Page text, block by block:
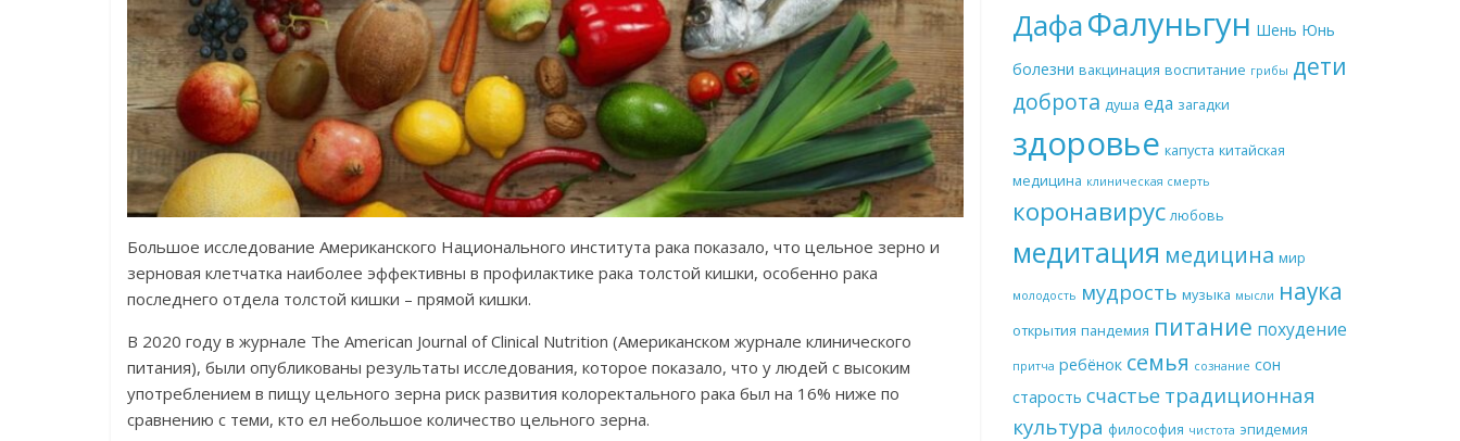
Большое исследование Американского Национального института рака показало, что цельное зерно и
зерновая клетчатка наиболее эффективны в профилактике рака толстой кишки, особенно рака
последнего отдела толстой кишки – прямой кишки.
В 2020 году в журнале The American Journal of Clinical Nutrition (Американском журнале клинического
питания), были опубликованы результаты исследования, которое показало, что у людей с высоким
употреблением в пищу цельного зерна риск развития колоректального рака был на 16% ниже по
сравнению с теми, кто ел небольшое количество цельного зерна.
ДафаФалуньгун Шень Юнь
болезни вакцинация воспитание грибы дети
доброта душа еда загадки
здоровье капуста китайская
медицина клиническая смерть
коронавирус любовь
медитация медицина мир
молодость мудрость музыка мысли наука
открытия пандемия питание похудение
притча ребёнок семья сознание сон
старость счастье традиционная
культура философия чистота эпидемия